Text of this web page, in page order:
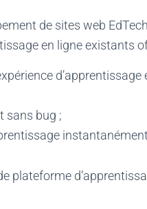
de sites web
en ligne existants
d’apprentissage
sans bug ;
plateforme